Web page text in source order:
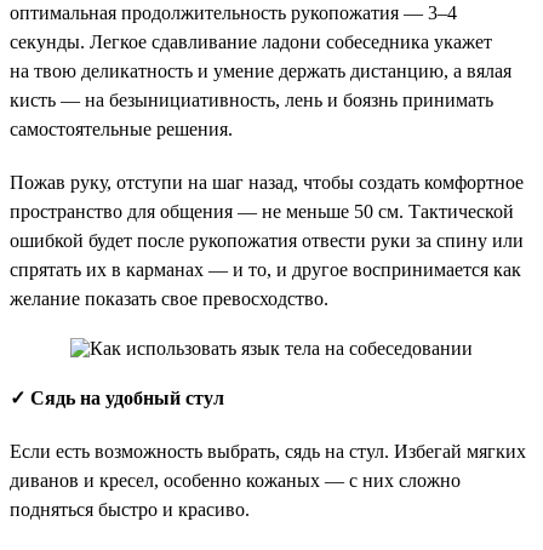
оптимальная продолжительность рукопожатия — 3–4
секунды. Легкое сдавливание ладони собеседника укажет
на твою деликатность и умение держать дистанцию, а вялая
кисть — на безынициативность, лень и боязнь принимать
самостоятельные решения.
Пожав руку, отступи на шаг назад, чтобы создать комфортное
пространство для общения — не меньше 50 см. Тактической
ошибкой будет после рукопожатия отвести руки за спину или
спрятать их в карманах — и то, и другое воспринимается как
желание показать свое превосходство.
✓ Сядь на удобный стул
Если есть возможность выбрать, сядь на стул. Избегай мягких
диванов и кресел, особенно кожаных — с них сложно
подняться быстро и красиво.